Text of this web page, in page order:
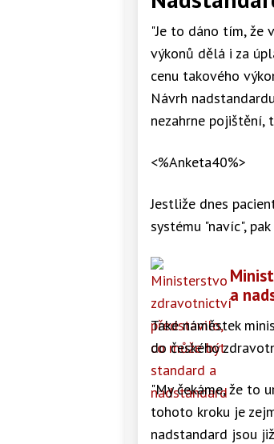
"Je to dáno tím, že
výkonů dělá i za
cenu takového
Návrh
nezahrne pojištění,
<%Anketa40%>
Jestliže dnes
systému "navíc",
a
Také náměstek
do českého
"My čekáme, že to
tohoto kroku je
nadstandard jsou